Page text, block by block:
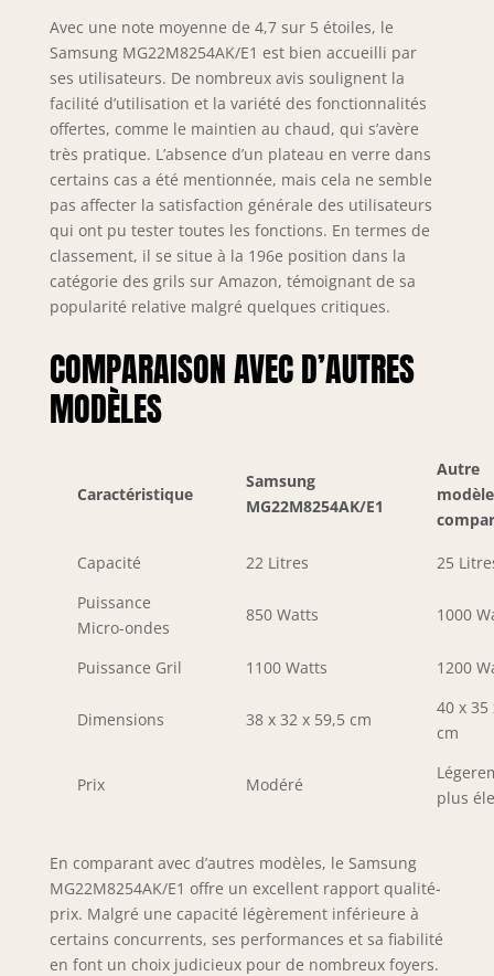
Avec une note moyenne de 4,7 sur 5 étoiles, le
Samsung MG22M8254AK/E1 est bien accueilli par
ses utilisateurs. De nombreux avis soulignent la
facilité d’utilisation et la variété des fonctionnalités
offertes, comme le maintien au chaud, qui s’avère
très pratique. L’absence d’un plateau en verre dans
certains cas a été mentionnée, mais cela ne semble
pas affecter la satisfaction générale des utilisateurs
qui ont pu tester toutes les fonctions. En termes de
classement, il se situe à la 196e position dans la
catégorie des grils sur Amazon, témoignant de sa
popularité relative malgré quelques critiques.
COMPARAISON AVEC D’AUTRES
MODÈLES
Caractéristique
Samsung
MG22M8254AK/E1
Autre
modèle
Capacité 22 Litres
25
Puissance
Micro-ondes
850 Watts 1000
Puissance Gril 1100 Watts 1200
Dimensions 38 x 32 x 59,5 cm
40 x 35
cm
Prix Modéré
plus
En comparant avec d’autres modèles, le Samsung
MG22M8254AK/E1 offre un excellent rapport qualité-
prix. Malgré une capacité légèrement inférieure à
certains concurrents, ses performances et sa fiabilité
en font un choix judicieux pour de nombreux foyers.